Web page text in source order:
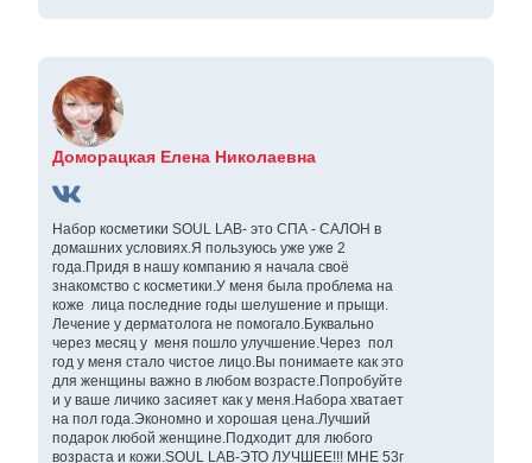
Доморацкая Елена Николаевна
Набор косметики SOUL LAB- это СПА - САЛОН в
домашних условиях.Я пользуюсь уже уже 2
года.Придя в нашу компанию я начала своё
знакомство с косметики.У меня была проблема на
коже лица последние годы шелушение и прыщи.
Лечение у дерматолога не помогало.Буквально
через месяц у меня пошло улучшение.Через пол
год у меня стало чистое лицо.Вы понимаете как это
для женщины важно в любом возрасте.Попробуйте
и у ваше личико засияет как у меня.Набора хватает
на пол года.Экономно и хорошая цена.Лучший
подарок любой женщине.Подходит для любого
возраста и кожи.SOUL LAB-ЭТО ЛУЧШЕЕ!!! МНЕ 53г